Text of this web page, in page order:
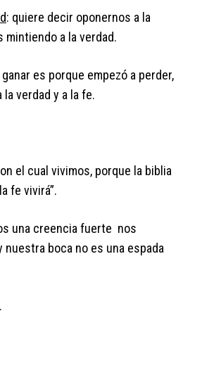
: quiere decir oponernos a la
mintiendo a la verdad.
es porque empezó a perder,
verdad y a la fe.
el cual vivimos, porque la biblia
fe vivirá”.
una creencia fuerte nos
nuestra boca no es una espada